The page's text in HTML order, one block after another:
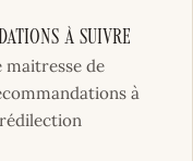
à suivre
maitresse de
à